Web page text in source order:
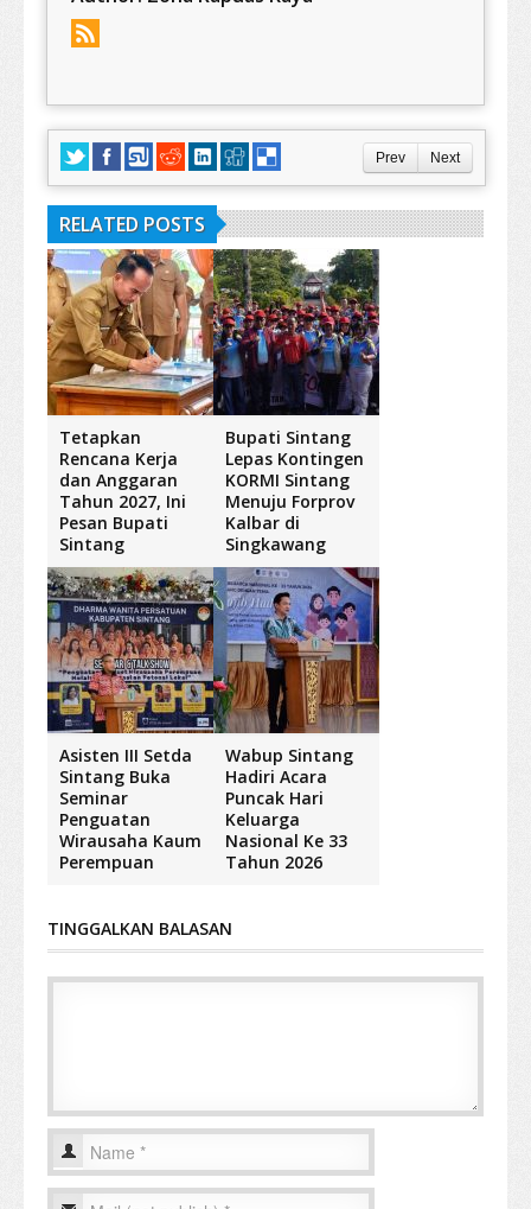
Prev Next
RELATED POSTS
Tetapkan
Rencana Kerja
dan Anggaran
Tahun 2027, Ini
Pesan Bupati
Sintang
Bupati Sintang
Lepas Kontingen
KORMI Sintang
Menuju Forprov
Kalbar di
Singkawang
Asisten III Setda
Sintang Buka
Seminar
Penguatan
Wirausaha Kaum
Perempuan
Wabup Sintang
Hadiri Acara
Puncak Hari
Keluarga
Nasional Ke 33
Tahun 2026
TINGGALKAN BALASAN